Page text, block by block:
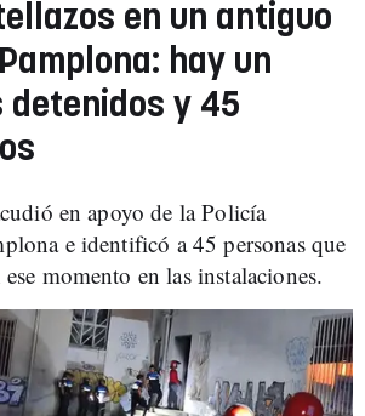
en un antiguo
hay un
detenidos y 45
en apoyo de la Policía
e identificó a 45 personas que
momento en las instalaciones.